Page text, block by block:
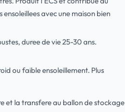
avec une maison bien
duree de vie 25-30 ans.
ou faible ensoleillement. Plus
et la transfere au ballon de stockage